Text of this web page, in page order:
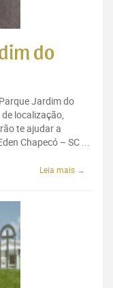
do
Jardim do
localização,
te ajudar a
Chapecó – SC ...
Leia mais →